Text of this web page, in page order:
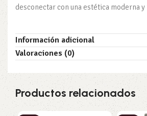
desconectar con una estética moderna y
Información adicional
Valoraciones (0)
Productos relacionados